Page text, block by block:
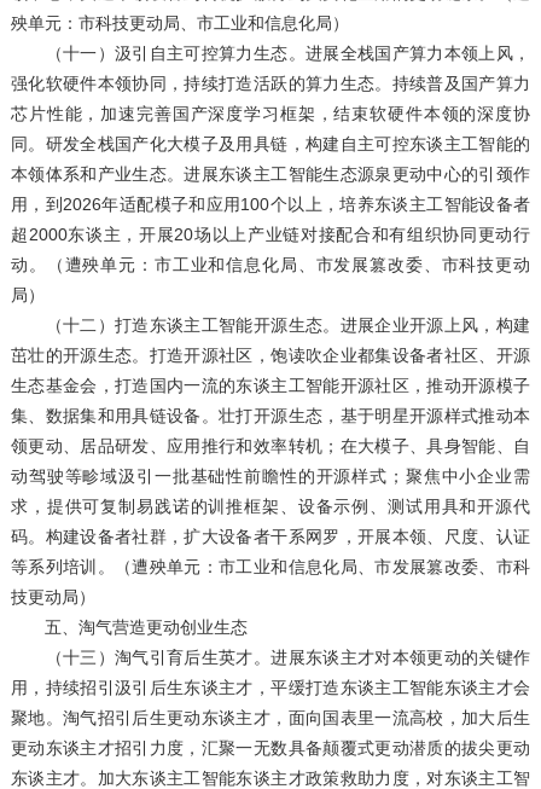
殃单元：市科技更动局、市工业和信息化局）
（十一）汲引自主可控算力生态。进展全栈国产算力本领上风，
强化软硬件本领协同，持续打造活跃的算力生态。持续普及国产算力
芯片性能，加速完善国产深度学习框架，结束软硬件本领的深度协
同。研发全栈国产化大模子及用具链，构建自主可控东谈主工智能的
本领体系和产业生态。进展东谈主工智能生态源泉更动中心的引颈作
用，到2026年适配模子和应用100个以上，培养东谈主工智能设备者
超2000东谈主，开展20场以上产业链对接配合和有组织协同更动行
动。（遭殃单元：市工业和信息化局、市发展篡改委、市科技更动
局）
（十二）打造东谈主工智能开源生态。进展企业开源上风，构建
茁壮的开源生态。打造开源社区，饱读吹企业都集设备者社区、开源
生态基金会，打造国内一流的东谈主工智能开源社区，推动开源模子
集、数据集和用具链设备。壮打开源生态，基于明星开源样式推动本
领更动、居品研发、应用推行和效率转机；在大模子、具身智能、自
动驾驶等畛域汲引一批基础性前瞻性的开源样式；聚焦中小企业需
求，提供可复制易践诺的训推框架、设备示例、测试用具和开源代
码。构建设备者社群，扩大设备者干系网罗，开展本领、尺度、认证
等系列培训。（遭殃单元：市工业和信息化局、市发展篡改委、市科
技更动局）
五、淘气营造更动创业生态
（十三）淘气引育后生英才。进展东谈主才对本领更动的关键作
用，持续招引汲引后生东谈主才，平缓打造东谈主工智能东谈主才会
聚地。淘气招引后生更动东谈主才，面向国表里一流高校，加大后生
更动东谈主才招引力度，汇聚一无数具备颠覆式更动潜质的拔尖更动
东谈主才。加大东谈主工智能东谈主才政策救助力度，对东谈主工智